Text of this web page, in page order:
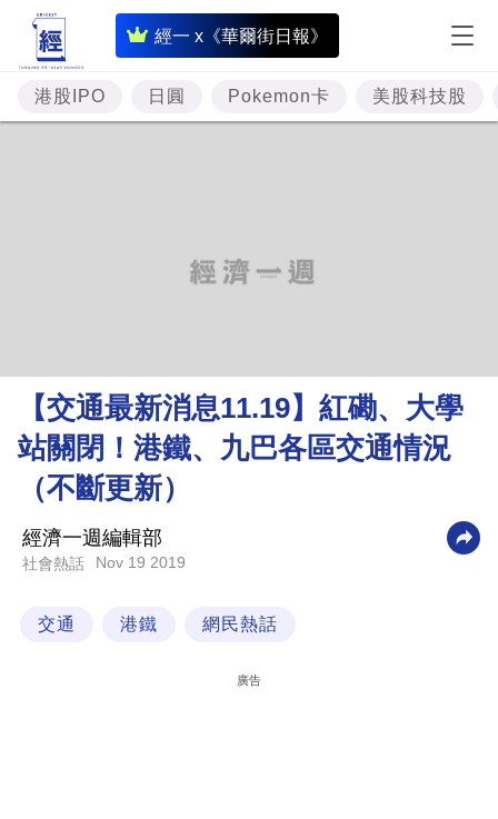
經一 x《華爾街日報》
即
時
財
經
理
財
商
業
科
技
場
港股IPO 日圓 Pokemon卡 美股科技股
【交通最新消息11.19】紅磡、大學
站關閉！港鐵、九巴各區交通情況
（不斷更新）
經濟一週編輯部
社會熱話 Nov 19 2019
交通 港鐵 網民熱話
廣告